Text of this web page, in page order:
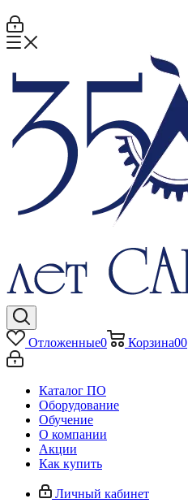
Отложенные0 Корзина00
Каталог ПО
Оборудование
Обучение
О компании
Акции
Как купить
Личный кабинет